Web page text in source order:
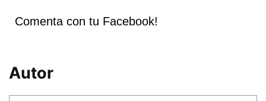
Comenta con tu Facebook!
Autor